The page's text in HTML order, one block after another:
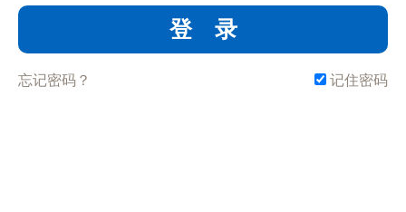
登 录
忘记密码？ 记住密码